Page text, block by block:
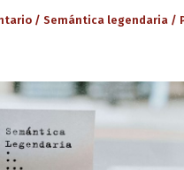
/Semántica legendaria /